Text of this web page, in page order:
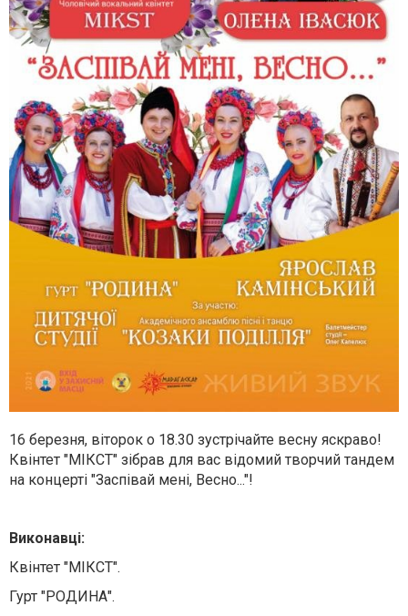
16 березня, віторок о 18.30 зустрічайте весну яскраво!
Квінтет "МІКСТ" зібрав для вас відомий творчий тандем
на концерті "Заспівай мені, Весно..."!
Виконавці:
Квінтет "МІКСТ".
Гурт "РОДИНА".